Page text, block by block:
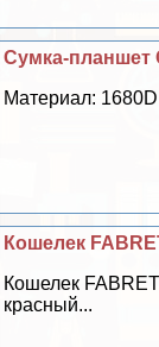
Сумка-планшет
Материал:
Кошелек
Кошелек
красный...